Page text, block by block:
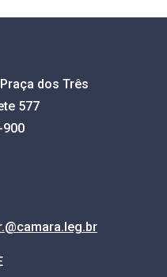
dos Três
577
900
camara.leg.br